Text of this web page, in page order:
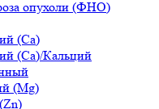
опухоли (ФНО)
(Ca)
(Ca)/Кальций
(Mg)